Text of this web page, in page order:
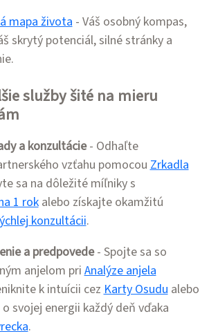
mapa života - Váš osobný kompas,
skrytý potenciál, silné stránky a
služby šité na mieru
a konzultácie- Odhaľte
vzťahu pomocou Zrkadla
sa na dôležité míľniky s
1 rokalebo získajte okamžitú
konzultácii.
a predpovede- Spojte sa so
anjelom pri Analýze anjela
k intuícii cez Karty Osudu alebo
svojej energii každý deň vďaka
.